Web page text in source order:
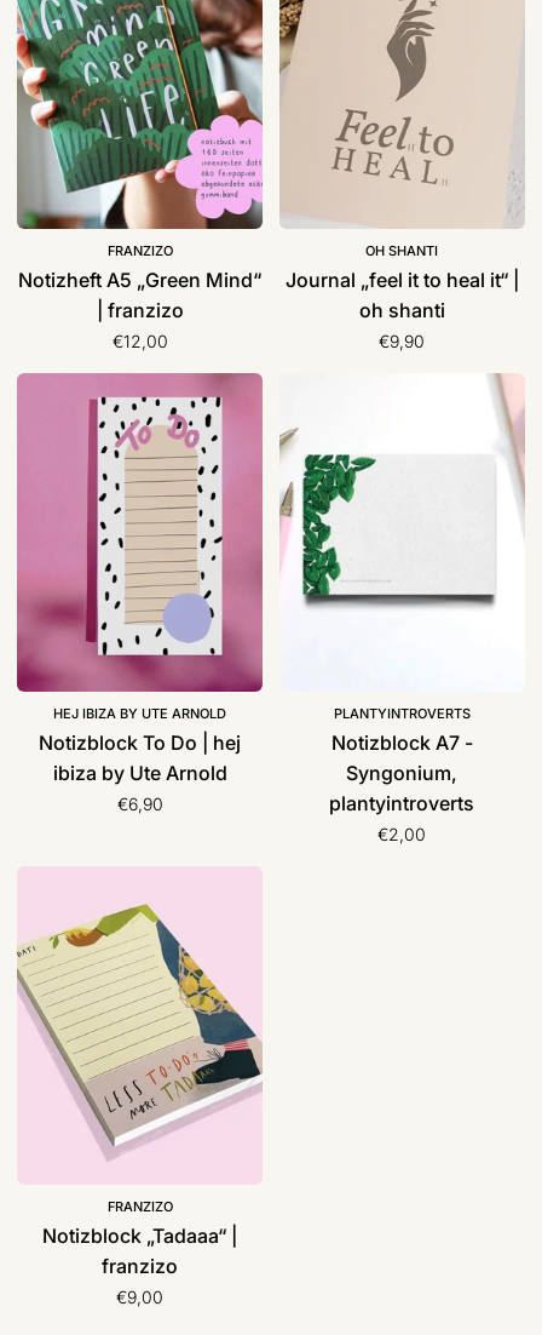
Mind“
|
franzizo
FRANZIZO
Notizheft A5 „Green Mind“
| franzizo
€12,00
to
heal
it“
shanti
OH SHANTI
Journal „feel it to heal it“ |
oh shanti
€9,90
Notizblock
Ute
Arnold
HEJ IBIZA BY UTE ARNOLD
Notizblock To Do | hej
ibiza by Ute Arnold
€6,90
-
Syngonium,
plantyintroverts
PLANTYINTROVERTS
Notizblock A7 -
Syngonium,
plantyintroverts
€2,00
|
franzizo
FRANZIZO
Notizblock „Tadaaa“ |
franzizo
€9,00